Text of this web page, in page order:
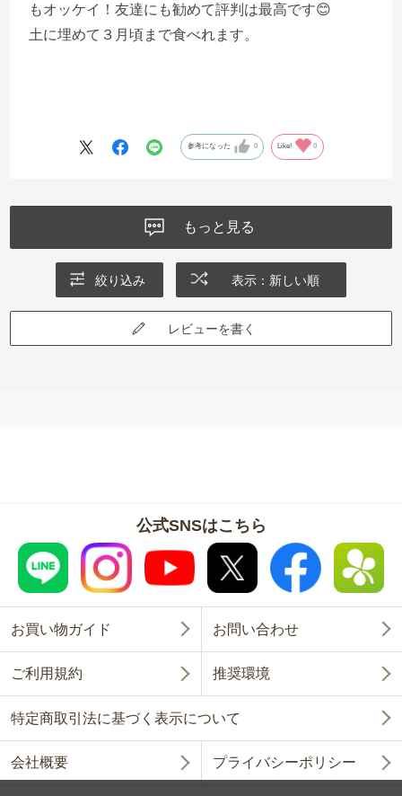
もオッケイ！友達にも勧めて評判は最高です😊
土に埋めて３月頃まで食べれます。
参考になった 0 Like! 0
もっと見る
絞り込み 表示：新しい順
レビューを書く
公式SNSはこちら
お買い物ガイド お問い合わせ
ご利用規約 推奨環境
特定商取引法に基づく表示について
会社概要 プライバシーポリシー